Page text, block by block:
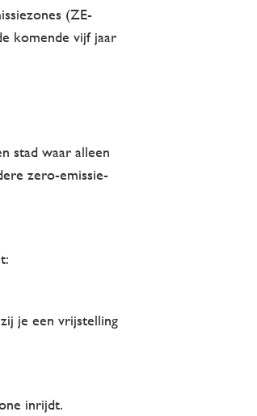
(ZE-
komende vijf jaar
stad waar alleen
zero-emissie-
je een vrijstelling
inrijdt.